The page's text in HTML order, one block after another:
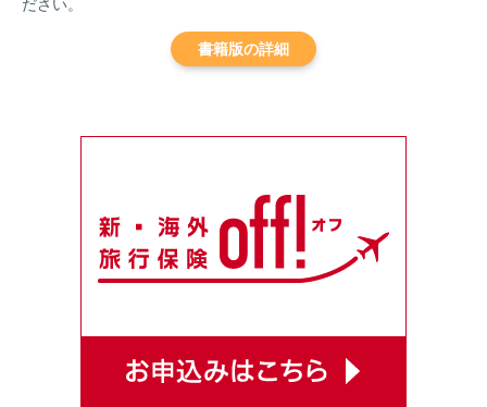
ださい。
書籍版の詳細